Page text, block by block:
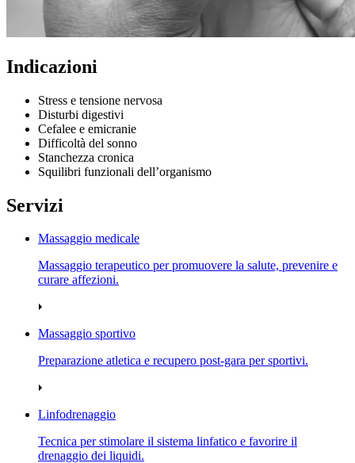
Indicazioni
Stress e tensione nervosa
Disturbi digestivi
Cefalee e emicranie
Difficoltà del sonno
Stanchezza cronica
Squilibri funzionali dell’organismo
Servizi
Massaggio medicale
Massaggio terapeutico per promuovere la salute, prevenire e
curare affezioni.
Massaggio sportivo
Preparazione atletica e recupero post‑gara per sportivi.
Linfodrenaggio
Tecnica per stimolare il sistema linfatico e favorire il
drenaggio dei liquidi.